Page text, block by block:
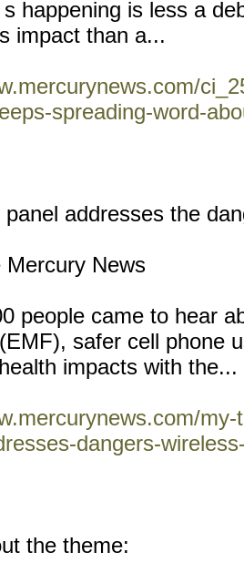
happening is less a
impact than a...
spreading-word-
panel addresses the
Mercury News
people came to hear
safer cell phone
impacts with the...
dangers-
the theme: